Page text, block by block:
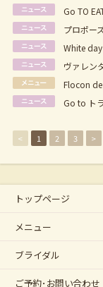
Go TO
プロポー
White
ヴァレン
Flocon
Go to ト
< 1 2 3 >
トップページ
メニュー
ブライダル
ご予約･お問い合わせ